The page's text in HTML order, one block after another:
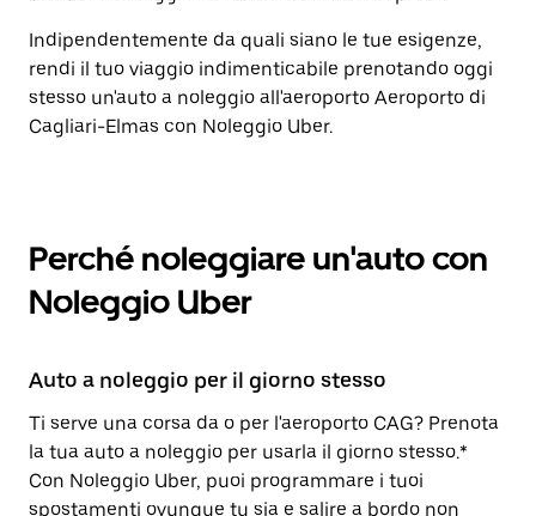
Indipendentemente da quali siano le tue esigenze,
rendi il tuo viaggio indimenticabile prenotando oggi
stesso un'auto a noleggio all'aeroporto Aeroporto di
Cagliari-Elmas con Noleggio Uber.
Perché noleggiare un'auto con
Noleggio Uber
Auto a noleggio per il giorno stesso
Ti serve una corsa da o per l'aeroporto CAG? Prenota
la tua auto a noleggio per usarla il giorno stesso.*
Con Noleggio Uber, puoi programmare i tuoi
spostamenti ovunque tu sia e salire a bordo non